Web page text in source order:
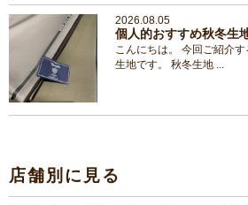
2026.08.05
個人的おすすめ秋冬生
こんにちは。 今回ご紹介
生地です。 秋冬生地 ...
店舗別に見る